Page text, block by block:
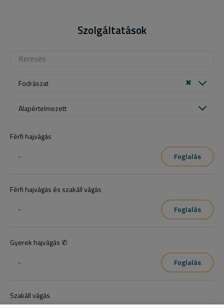
Szolgáltatások
Fodrászat
Alapértelmezett
Férfi hajvágás
~
Foglalás
Férfi hajvágás és szakáll vágás
~
Foglalás
Gyerek hajvágás ✆
~
Foglalás
Szakáll vágás